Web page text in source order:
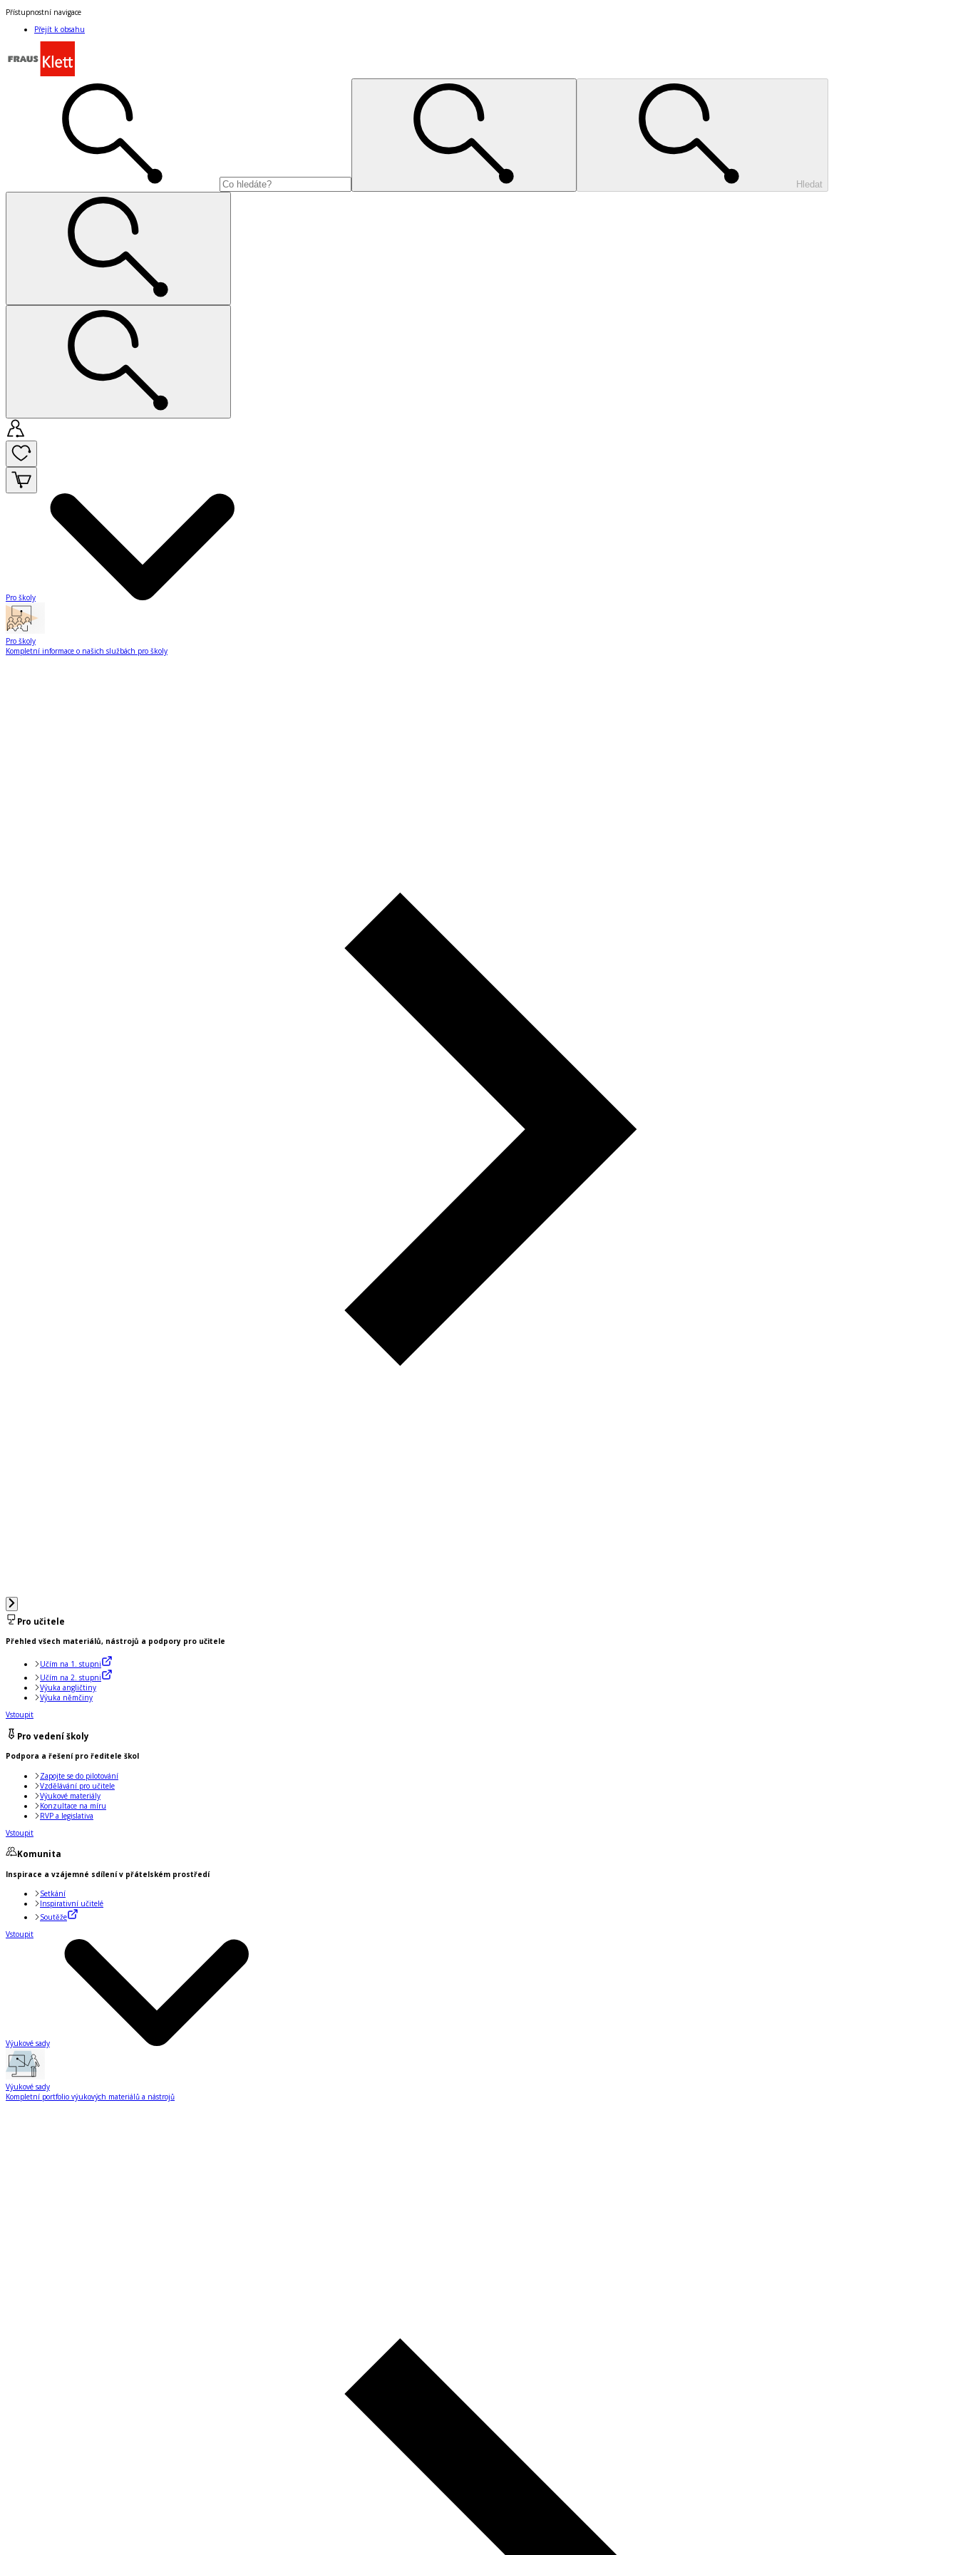
Přístupnostní navigace
Přejít k obsahu
Hledat
Pro školy
Pro školy
Kompletní informace o našich službách pro školy
Pro učitele
Přehled všech materiálů, nástrojů a podpory pro učitele
Učím na 1. stupni
Učím na 2. stupni
Výuka angličtiny
Výuka němčiny
Vstoupit
Pro vedení školy
Podpora a řešení pro ředitele škol
Zapojte se do pilotování
Vzdělávání pro učitele
Výukové materiály
Konzultace na míru
RVP a legislativa
Vstoupit
Komunita
Inspirace a vzájemné sdílení v přátelském prostředí
Setkání
Inspirativní učitelé
Soutěže
Vstoupit
Výukové sady
Výukové sady
Kompletní portfolio výukových materiálů a nástrojů